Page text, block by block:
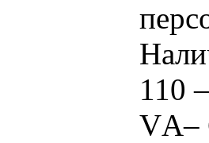
110
VА–